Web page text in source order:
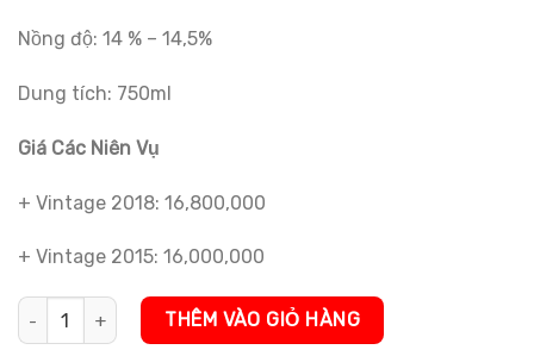
Nồng độ: 14 % – 14,5%
Dung tích: 750ml
Giá Các Niên Vụ
+ Vintage 2018: 16,800,000
+ Vintage 2015: 16,000,000
Rượu Vang Pháp Chateau La Conseillante số lượng
THÊM VÀO GIỎ HÀNG